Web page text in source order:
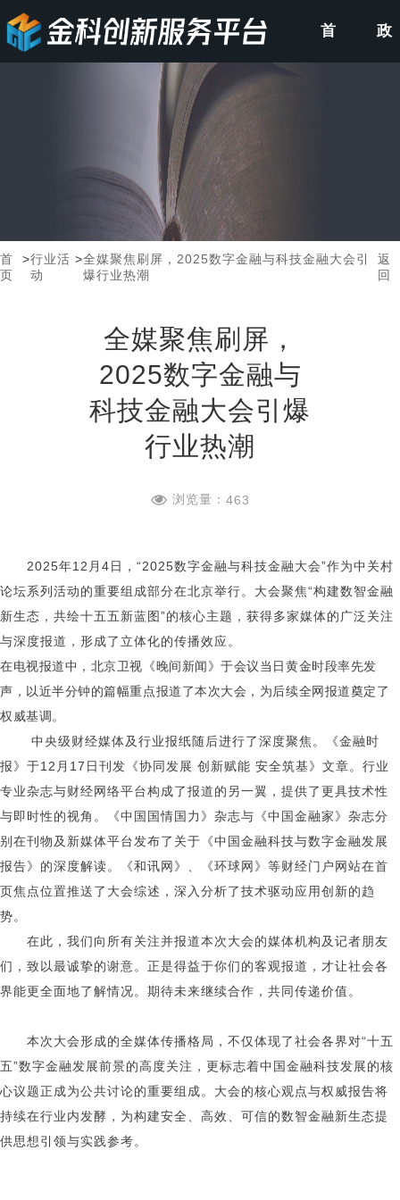
首 政
首
页
>行业活
动
>全媒聚焦刷屏，2025数字金融与科技金融大会引
爆行业热潮
返
回
全媒聚焦刷屏，
2025数字金融与
科技金融大会引爆
行业热潮
浏览量： 463
2025年12月4日，“2025数字金融与科技金融大会”作为中关村
论坛系列活动的重要组成部分在北京举行。大会聚焦“构建数智金融
新生态，共绘十五五新蓝图”的核心主题，获得多家媒体的广泛关注
与深度报道，形成了立体化的传播效应。
在电视报道中，北京卫视《晚间新闻》于会议当日黄金时段率先发
声，以近半分钟的篇幅重点报道了本次大会，为后续全网报道奠定了
权威基调。
中央级财经媒体及行业报纸随后进行了深度聚焦。《金融时
报》于12月17日刊发《协同发展 创新赋能 安全筑基》文章。 行业
专业杂志与财经网络平台构成了报道的另一翼，提供了更具技术性
与即时性的视角。《中国国情国力》杂志与《中国金融家》杂志分
别在刊物及新媒体平台发布了关于《中国金融科技与数字金融发展
报告》的深度解读。《和讯网》、《环球网》等财经门户网站在首
页焦点位置推送了大会综述，深入分析了技术驱动应用创新的趋
势。
在此，我们向所有关注并报道本次大会的媒体机构及记者朋友
们，致以最诚挚的谢意。正是得益于你们的客观报道，才让社会各
界能更全面地了解情况。期待未来继续合作，共同传递价值。
本次大会形成的全媒体传播格局，不仅体现了社会各界对“十五
五”数字金融发展前景的高度关注，更标志着中国金融科技发展的核
心议题正成为公共讨论的重要组成。大会的核心观点与权威报告将
持续在行业内发酵，为构建安全、高效、可信的数智金融新生态提
供思想引领与实践参考。